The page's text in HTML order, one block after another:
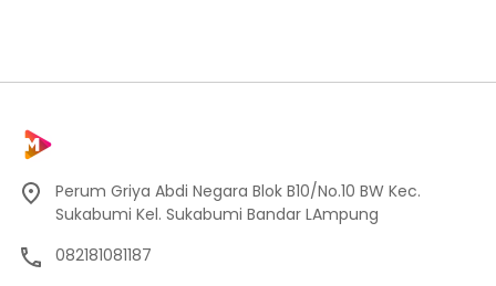
Perum Griya Abdi Negara Blok B10/No.10 BW Kec.
Sukabumi Kel. Sukabumi Bandar LAmpung
082181081187